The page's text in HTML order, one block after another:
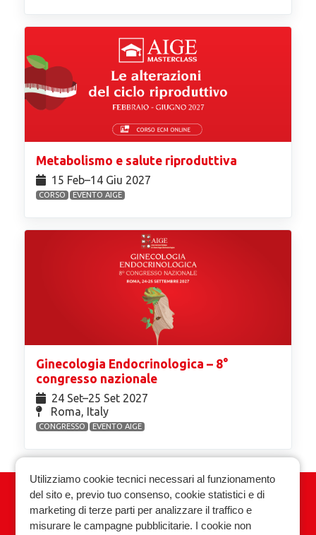
Metabolismo e salute riproduttiva
15 Feb⁠–14 Giu 2027
CORSO EVENTO AIGE
Ginecologia Endocrinologica – 8°
congresso nazionale
24 Set⁠–25 Set 2027
Roma, Italy
CONGRESSO EVENTO AIGE
Associazione Italiana Ginecologia
Endocrinologica
Utilizziamo cookie tecnici necessari al funzionamento
del sito e, previo tuo consenso, cookie statistici e di
marketing di terze parti per analizzare il traffico e
misurare le campagne pubblicitarie. I cookie non